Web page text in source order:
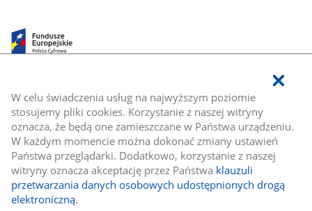
W celu świadczenia usług na najwyższym poziomie
stosujemy pliki cookies. Korzystanie z naszej witryny
oznacza, że będą one zamieszczane w Państwa urządzeniu.
W każdym momencie można dokonać zmiany ustawień
Państwa przeglądarki. Dodatkowo, korzystanie z naszej
witryny oznacza akceptację przez Państwa klauzuli
przetwarzania danych osobowych udostępnionych drogą
elektroniczną.